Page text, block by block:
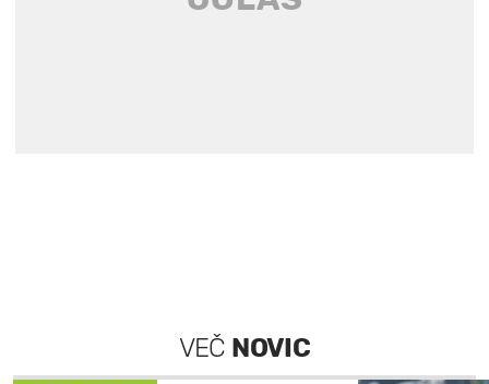
VEČ NOVIC